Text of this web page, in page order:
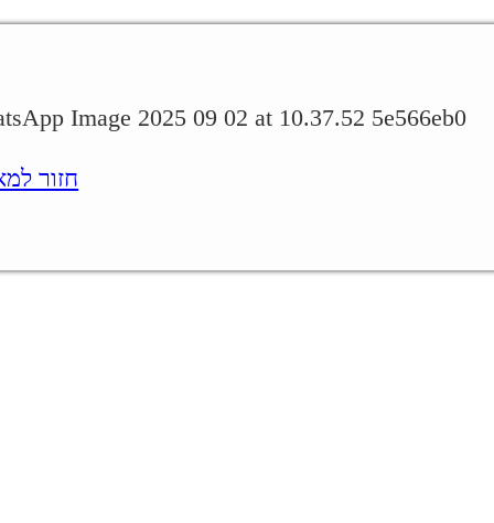
WhatsApp Image 2025 09 02 at 10.37.52
חזור למאמר.